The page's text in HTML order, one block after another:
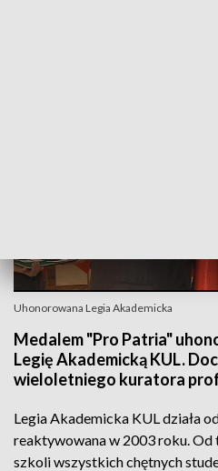
Uhonorowana Legia Akademicka
Medalem "Pro Patria"
Legię Akademicką KUL.
wieloletniego kuratora
Legia Akademicka KUL działa
reaktywowana w 2003 roku.
szkoli wszystkich chętnych